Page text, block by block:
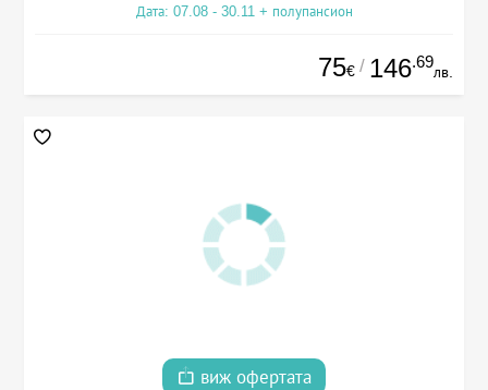
Дата: 07.08 - 30.11 + полупансион
75€ / 146.69
лв.
виж офертата